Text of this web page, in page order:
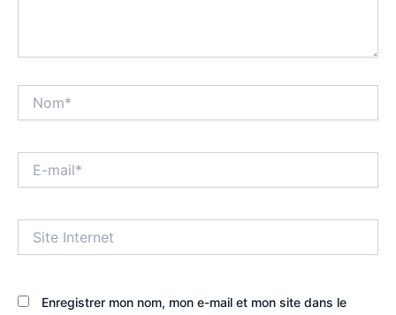
mail*
Internet
Enregistrer mon nom, mon e-mail et mon site dans le